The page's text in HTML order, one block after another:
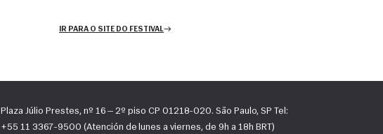
IR PARA O SITE DO FESTIVAL
Plaza Júlio Prestes, nº 16 — 2º piso CP 01218-020. São Paulo, SP Tel:
+55 11 3367-9500 (Atención de lunes a viernes, de 9h a 18h BRT)